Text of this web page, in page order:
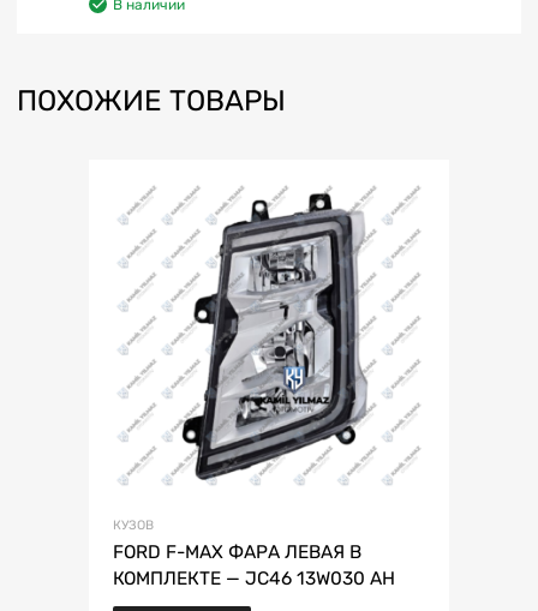
В наличии
ПОХОЖИЕ ТОВАРЫ
КУЗОВ
FORD F-MAX ФАРА ЛЕВАЯ В
КОМПЛЕКТЕ — JC46 13W030 AH